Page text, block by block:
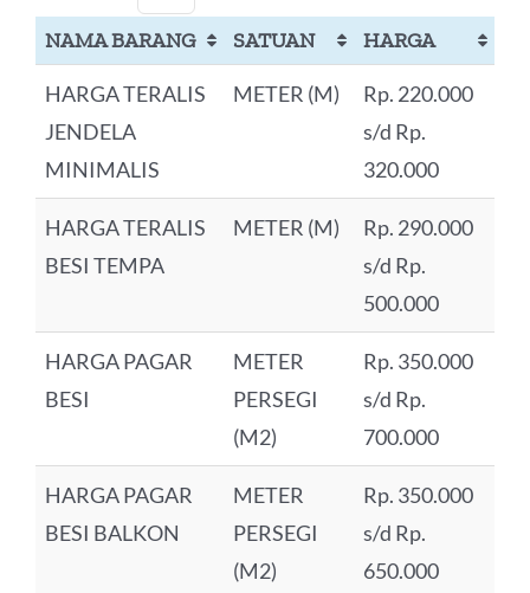
NAMA BARANG SATUAN HARGA
HARGA TERALIS
JENDELA
MINIMALIS
METER (M)
Rp. 220.000
s/d Rp.
320.000
HARGA TERALIS
BESI TEMPA
METER (M)
Rp. 290.000
s/d Rp.
500.000
HARGA PAGAR
BESI
METER
PERSEGI
(M2)
Rp. 350.000
s/d Rp.
700.000
HARGA PAGAR
BESI BALKON
METER
PERSEGI
(M2)
Rp. 350.000
s/d Rp.
650.000